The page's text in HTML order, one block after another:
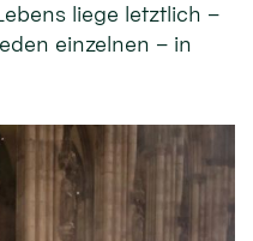
liege letztlich –
einzelnen – in